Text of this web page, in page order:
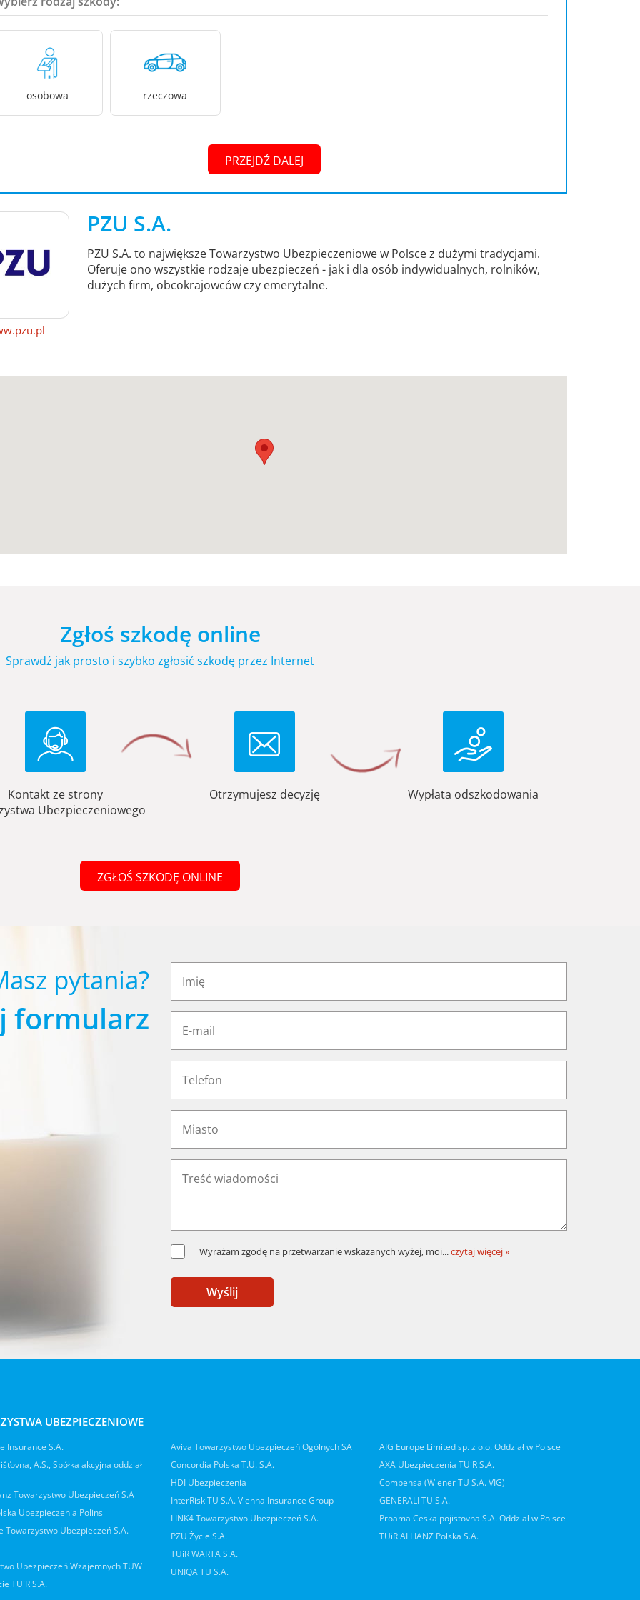
osobowa rzeczowa
PRZEJDŹ DALEJ
PZU S.A.
PZU S.A. to największe Towarzystwo Ubezpieczeniowe w Polsce z dużymi tradycjami.
Oferuje ono wszystkie rodzaje ubezpieczeń - jak i dla osób indywidualnych, rolników,
dużych firm, obcokrajowców czy emerytalne.
Zgłoś szkodę online
Sprawdź jak prosto i szybko zgłosić szkodę przez Internet
Kontakt ze strony
Ubezpieczeniowego
Otrzymujesz decyzję Wypłata odszkodowania
ZGŁOŚ SZKODĘ ONLINE
pytania?
formularz
Wyrażam zgodę na przetwarzanie wskazanych wyżej, moi...czytaj więcej »
Wyślij
UBEZPIECZENIOWE
Insurance S.A.
A.S., Spółka akcyjna oddział
Towarzystwo Ubezpieczeń S.A
Ubezpieczenia Polins
Towarzystwo Ubezpieczeń S.A.
Ubezpieczeń Wzajemnych TUW
TUiR S.A.
Aviva Towarzystwo Ubezpieczeń Ogólnych SA
Concordia Polska T.U. S.A.
HDI Ubezpieczenia
InterRisk TU S.A. Vienna Insurance Group
LINK4 Towarzystwo Ubezpieczeń S.A.
PZU Życie S.A.
TUiR WARTA S.A.
UNIQA TU S.A.
AIG Europe Limited sp. z o.o. Oddział w Polsce
AXA Ubezpieczenia TUiR S.A.
Compensa (Wiener TU S.A. VIG)
GENERALI TU S.A.
Proama Ceska pojistovna S.A. Oddział w Polsce
TUiR ALLIANZ Polska S.A.